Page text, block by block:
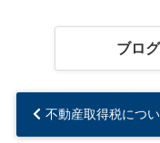
ブロ
不